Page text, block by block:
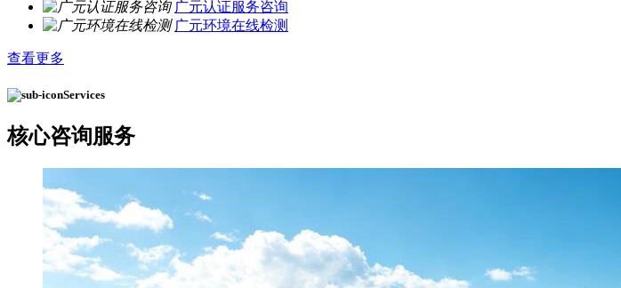
广元认证服务咨询
广元环境在线检测
查看更多
Services
核心咨询服务